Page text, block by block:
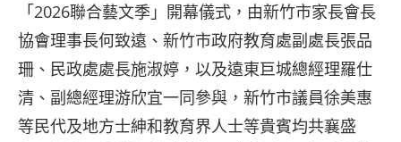
「2026聯合藝文季」開幕儀式，由新竹市家長會長
協會理事長何致遠、新竹市政府教育處副處長張品
珊、民政處處長施淑婷，以及遠東巨城總經理羅仕
清、副總經理游欣宜一同參與，新竹市議員徐美惠
等民代及地方士紳和教育界人士等貴賓均共襄盛